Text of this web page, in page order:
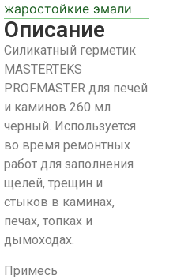
жаростойкие эмали
Описание
Силикатный герметик
MASTERTEKS
PROFMASTER для печей
и каминов 260 мл
черный. Используется
во время ремонтных
работ для заполнения
щелей, трещин и
стыков в каминах,
печах, топках и
дымоходах.
Примесь